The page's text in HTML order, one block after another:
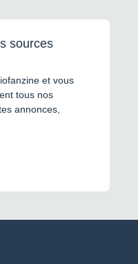
sources
et vous
tous nos
annonces,